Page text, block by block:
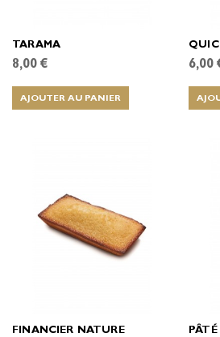
TARAMA
8,00 €
AJOUTER AU PANIER
6,00
FINANCIER NATURE